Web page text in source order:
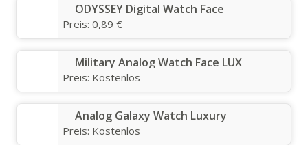
ODYSSEY Digital Watch Face
Preis: 0,89 €
Military Analog Watch Face LUX
Preis: Kostenlos
Analog Galaxy Watch Luxury
Preis: Kostenlos